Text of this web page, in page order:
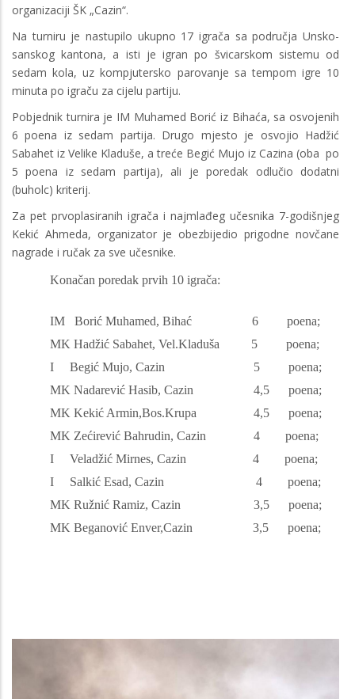
organizaciji ŠK „Cazin“.
Na turniru je nastupilo ukupno 17 igrača sa područja Unsko-
sanskog kantona, a isti je igran po švicarskom sistemu od
sedam kola, uz kompjutersko parovanje sa tempom igre 10
minuta po igraču za cijelu partiju.
Pobjednik turnira je IM Muhamed Borić iz Bihaća, sa osvojenih
6 poena iz sedam partija. Drugo mjesto je osvojio Hadžić
Sabahet iz Velike Kladuše, a treće Begić Mujo iz Cazina (oba po
5 poena iz sedam partija), ali je poredak odlučio dodatni
(buholc) kriterij.
Za pet prvoplasiranih igrača i najmlađeg učesnika 7-godišnjeg
Kekić Ahmeda, organizator je obezbijedio prigodne novčane
nagrade i ručak za sve učesnike.
Konačan poredak prvih 10 igrača:
IM Borić Muhamed, Bihać 6 poena;
MK Hadžić Sabahet, Vel.Kladuša 5 poena;
I Begić Mujo, Cazin 5 poena;
MK Nadarević Hasib, Cazin 4,5 poena;
MK Kekić Armin,Bos.Krupa 4,5 poena;
MK Zećirević Bahrudin, Cazin 4 poena;
I Veladžić Mirnes, Cazin 4 poena;
I Salkić Esad, Cazin 4 poena;
MK Ružnić Ramiz, Cazin 3,5 poena;
MK Beganović Enver,Cazin 3,5 poena;